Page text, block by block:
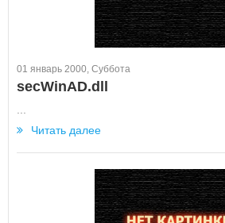
01 январь 2000, Суббота
secWinAD.dll
Читать далее